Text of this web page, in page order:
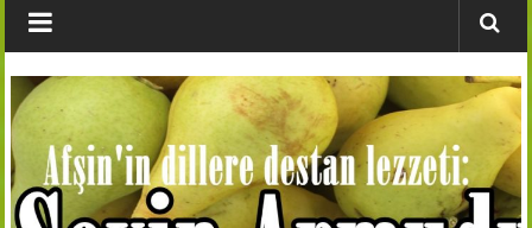
Köyleri
Haber
Portalı